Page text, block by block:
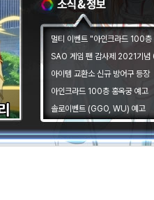
멀티 이벤트 "아인크라드 100
SAO 게임 팬 감사제 2021기념
아이템 교환소 신규 방어구 등장
아인크라드 100층 홍옥궁 예고
솔로이벤트 (GGO, WU) 예고